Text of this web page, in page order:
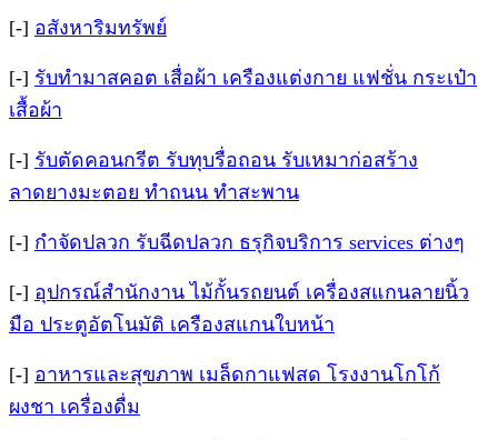
[-] อสังหาริมทรัพย์
[-] รับทำมาสคอต เสื่อผ้า เครืองแต่งกาย แฟชั่น กระเป๋า
เสื้อผ้า
[-] รับตัดคอนกรีต รับทุบรื่อถอน รับเหมาก่อสร้าง
ลาดยางมะตอย ทำถนน ทำสะพาน
[-] กำจัดปลวก รับฉีดปลวก ธรุกิจบริการ services ต่างๆ
[-] อุปกรณ์สำนักงาน ไม้กั้นรถยนต์ เครื่องสแกนลายนิ้ว
มือ ประตูอัตโนมัติ เครืองสแกนใบหน้า
[-] อาหารและสุขภาพ เมล็ดกาแฟสด โรงงานโกโก้
ผงชา เครื่องดื่ม